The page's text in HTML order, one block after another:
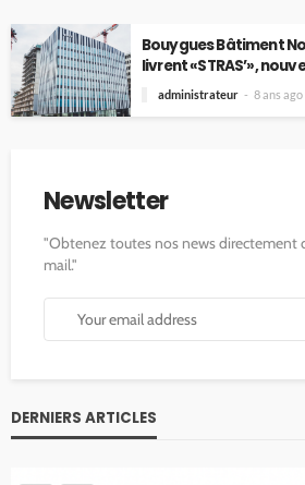
Bouygues Bâtiment
livrent «STRAS’»,
administrateur 8 ans ago
Newsletter
"Obtenez toutes nos news directement
mail."
DERNIERS ARTICLES